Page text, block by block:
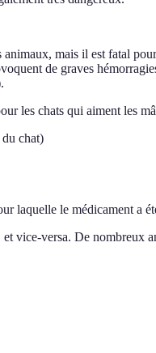
mais il est fatal
de graves
les chats qui aiment les
chat)
laquelle le médicament a
vice-versa. De nombreux